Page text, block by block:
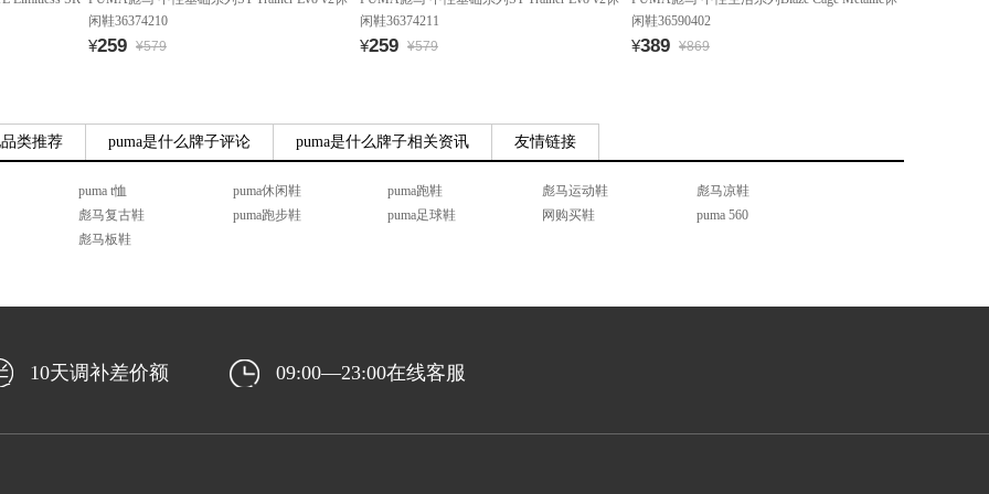
闲鞋36374210
¥259 ¥579
闲鞋36374211
¥259 ¥579
闲鞋36590402
¥389 ¥869
类推荐 puma是什么牌子评论 puma是什么牌子相关资讯 友情链接
puma t恤 puma休闲鞋 puma跑鞋 彪马运动鞋
彪马凉鞋
彪马复古鞋
puma跑步鞋 puma足球鞋 网购买鞋
puma 560
彪马板鞋
10天调补差价额 09:00—23:00在线客服